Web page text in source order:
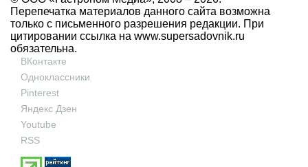
Перепечатка материалов данного сайта возможна
только с письменного разрешения редакции. При
цитировании ссылка на www.supersadovnik.ru
обязательна.
ВКонтакте
Одноклассники
Pinterest
Яндекс Дзен
Youtube
RSS